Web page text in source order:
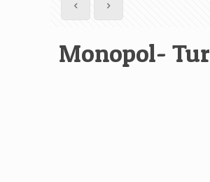
Monopol-